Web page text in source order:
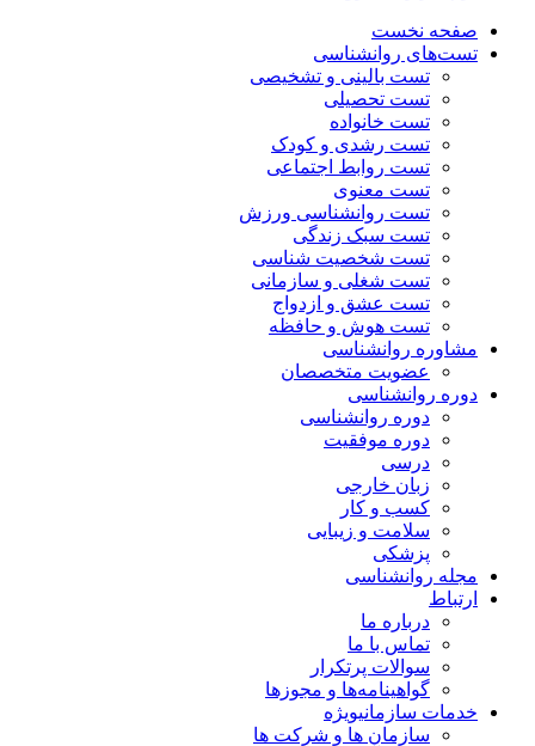
صفحه نخست
تست‌های روانشناسی
تست بالینی و تشخیصی
تست تحصیلی
تست خانواده
تست رشدی و کودک
تست روابط اجتماعی
تست معنوی
تست روانشناسی ورزش
تست سبک زندگی
تست شخصیت شناسی
تست شغلی و سازمانی
تست عشق و ازدواج
تست هوش و حافظه
مشاوره روانشناسی
عضویت متخصصان
دوره روانشناسی
دوره روانشناسی
دوره موفقیت
درسی
زبان خارجی
کسب و کار
سلامت و زیبایی
پزشکی
مجله روانشناسی
ارتباط
درباره ما
تماس با ما
سوالات پرتکرار
گواهینامه‌ها و مجوزها
خدمات سازمانیویژه
سازمان ها و شرکت ها